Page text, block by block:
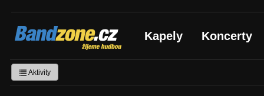
Bandzone.cz
žijeme hudbou Kapely Koncerty
Aktivity